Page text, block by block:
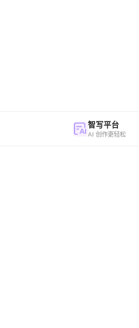
智写平台
AI 创作更轻松